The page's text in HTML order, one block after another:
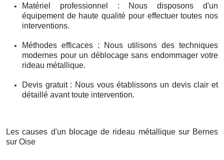
Matériel professionnel : Nous disposons d'un
équipement de haute qualité pour effectuer toutes nos
interventions.
Méthodes efficaces : Nous utilisons des techniques
modernes pour un déblocage sans endommager votre
rideau métallique.
Devis gratuit : Nous vous établissons un devis clair et
détaillé avant toute intervention.
Les causes d'un blocage de rideau métallique sur Bernes
sur Oise